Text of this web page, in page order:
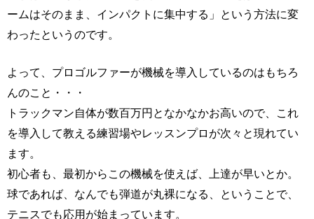
ームはそのまま、インパクトに集中する」という方法に変
わったというのです。
よって、プロゴルファーが機械を導入しているのはもちろ
んのこと・・・
トラックマン自体が数百万円となかなかお高いので、これ
を導入して教える練習場やレッスンプロが次々と現れてい
ます。
初心者も、最初からこの機械を使えば、上達が早いとか。
球であれば、なんでも弾道が丸裸になる、ということで、
テニスでも応用が始まっています。